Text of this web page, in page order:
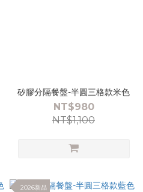
矽膠分隔餐盤-半圓三格款米色
NT$980
NT$1,100
2026新品